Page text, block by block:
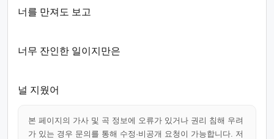
너를 만져도 보고
너무 잔인한 일이지만은
널 지웠어
본 페이지의 가사 및 곡 정보에 오류가 있거나 권리 침해 우려
가 있는 경우 문의를 통해 수정·비공개 요청이 가능합니다. 저